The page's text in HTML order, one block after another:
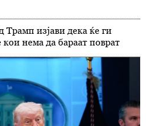
Трамп изјави дека ќе ги
нема да бараат поврат